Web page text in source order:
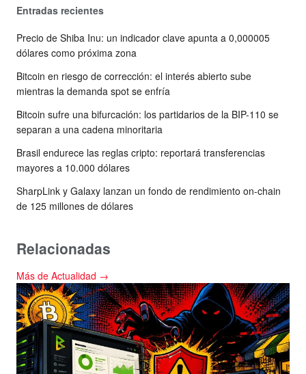
Entradas recientes
Precio de Shiba Inu: un indicador clave apunta a 0,000005
dólares como próxima zona
Bitcoin en riesgo de corrección: el interés abierto sube
mientras la demanda spot se enfría
Bitcoin sufre una bifurcación: los partidarios de la BIP-110 se
separan a una cadena minoritaria
Brasil endurece las reglas cripto: reportará transferencias
mayores a 10.000 dólares
SharpLink y Galaxy lanzan un fondo de rendimiento on-chain
de 125 millones de dólares
Relacionadas
Más de Actualidad →